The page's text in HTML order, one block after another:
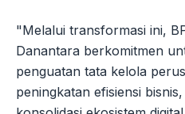
"Melalui transformasi ini,
Danantara berkomitmen
penguatan tata kelola
peningkatan efisiensi